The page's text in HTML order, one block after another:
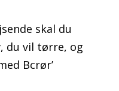
skal du
du vil tørre, og
Bcrør’